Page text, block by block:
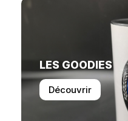
LES GOODIES
Découvrir